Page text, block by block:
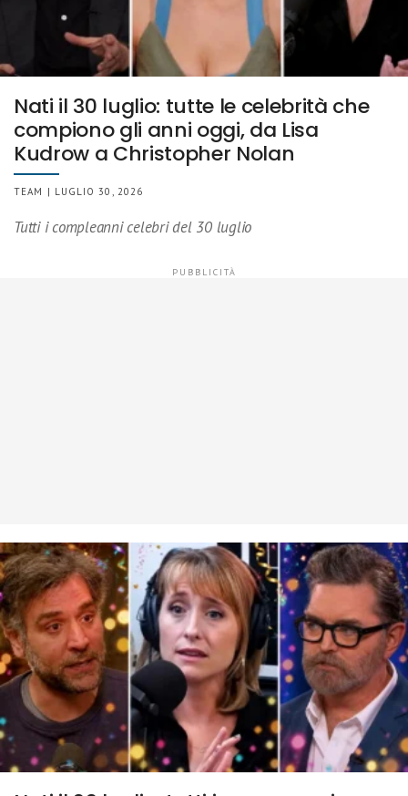
Nati il 30 luglio: tutte le celebrità che
compiono gli anni oggi, da Lisa
Kudrow a Christopher Nolan
TEAM | LUGLIO 30, 2026
Tutti i compleanni celebri del 30 luglio